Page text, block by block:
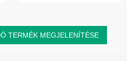
TERMÉK MEGJELENÍTÉSE